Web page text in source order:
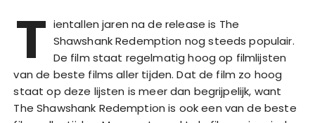
T ientallen jaren na de release is The
Shawshank Redemption nog steeds populair.
De film staat regelmatig hoog op filmlijsten
van de beste films aller tijden. Dat de film zo hoog
staat op deze lijsten is meer dan begrijpelijk, want
The Shawshank Redemption is ook een van de beste